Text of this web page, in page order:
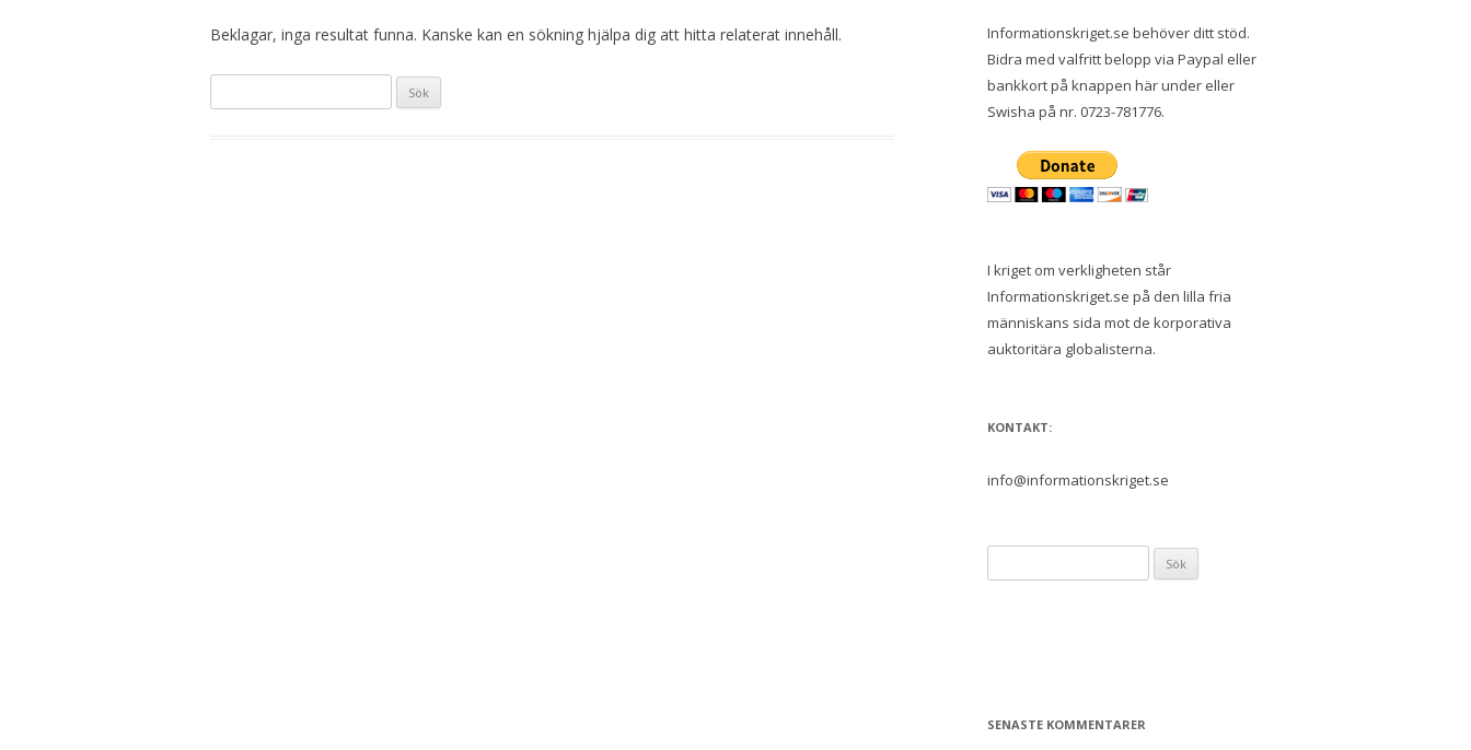
Beklagar, inga resultat funna. Kanske kan en sökning hjälpa dig att hitta relaterat innehåll.
efter:
Informationskriget.se behöver ditt stöd.
Bidra med valfritt belopp via Paypal eller
bankkort på knappen här under eller
Swisha på nr. 0723-781776.
I kriget om verkligheten står
Informationskriget.se på den lilla fria
människans sida mot de korporativa
auktoritära globalisterna.
KONTAKT:
info@informationskriget.se
efter:
SENASTE KOMMENTARER